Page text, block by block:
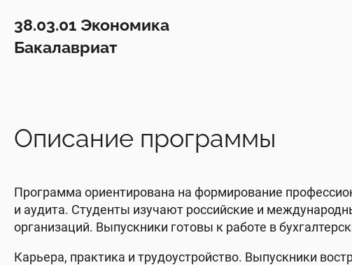
38.03.01 Экономика
Бакалавриат
Описание программы
Программа ориентирована на формирование
и аудита. Студенты изучают российские и
организаций. Выпускники готовы к работе в
Карьера, практика и трудоустройство. Выпускники